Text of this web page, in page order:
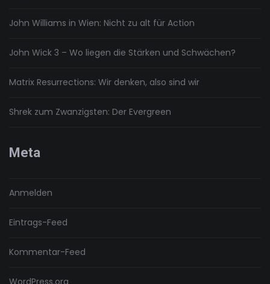
John Williams in Wien: Nicht zu alt für Action
John Wick 3 – Wo liegen die Stärken und Schwächen?
Matrix Resurrections: Wir denken, also sind wir
Shrek zum Zwanzigsten: Der Evergreen
Meta
Anmelden
Eintrags-Feed
Kommentar-Feed
WordPress.org